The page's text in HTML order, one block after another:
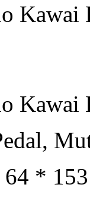
Kawai
Kawai
* 153